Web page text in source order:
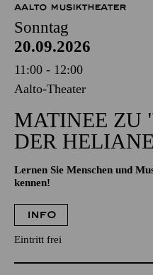
AALTO MUSIKTHEATER
Sonntag
20.09.2026
11:00 - 12:00
Aalto-Theater
MATINEE ZU
DER
Lernen Sie Menschen und
kennen!
INFO
Eintritt frei